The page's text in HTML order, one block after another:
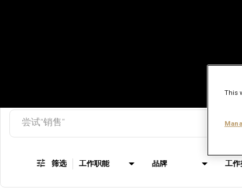
Job Search Page
筛选 工作职能 品牌 工作
This